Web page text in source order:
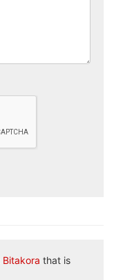
Bitakora that is